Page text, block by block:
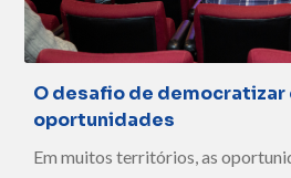
O desafio de democratizar
oportunidades
Em muitos territórios, as